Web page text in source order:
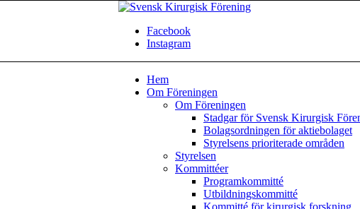
Facebook
Instagram
Hem
Om Föreningen
Om Föreningen
Stadgar för Svensk Kirurgisk
Bolagsordningen för aktiebolaget
Styrelsens prioriterade områden
Styrelsen
Kommittéer
Programkommitté
Utbildningskommitté
Kommitté för kirurgisk forskning